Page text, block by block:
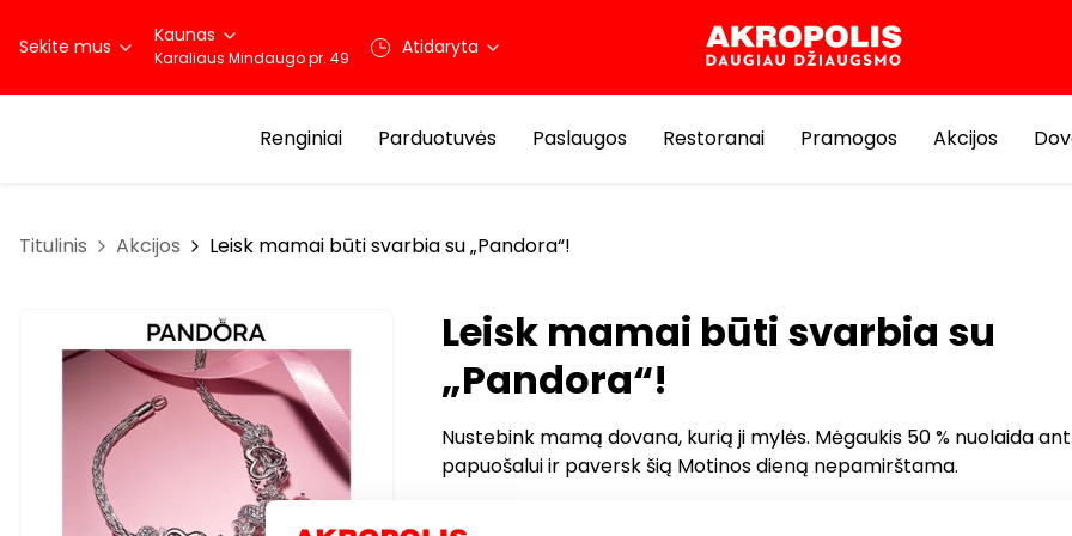
Sekite mus Kaunas
Karaliaus Mindaugo pr. 49 Atidaryta
Renginiai Parduotuvės Paslaugos Restoranai Pramogos Akcijos
Titulinis Akcijos Leisk mamai būti svarbia su „Pandora“!
Leisk mamai būti svarbia su
„Pandora“!
Nustebink mamą dovana, kurią ji mylės. Mėgaukis 50 % nuolaida
papuošalui ir paversk šią Motinos dieną nepamirštama.